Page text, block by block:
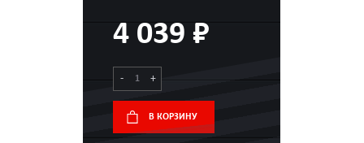
4 039 ₽
- +
В КОРЗИНУ